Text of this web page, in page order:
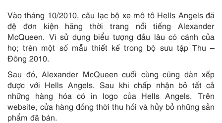
Vào tháng 10/2010, câu lạc bộ xe mô tô Hells Angels đã
đệ đơn kiện hãng thời trang nổi tiếng Alexander
McQueen. Vì sử dụng biểu tượng đầu lâu có cánh của
họ; trên một số mẫu thiết kế trong bộ sưu tập Thu –
Đông 2010.
Sau đó, Alexander McQueen cuối cùng cũng dàn xếp
được với Hells Angels. Sau khi chấp nhận bỏ tất cả
những hàng hóa có in logo của Hells Angels. Trên
website, cửa hàng đồng thời thu hồi và hủy bỏ những sản
phẩm đã bán.